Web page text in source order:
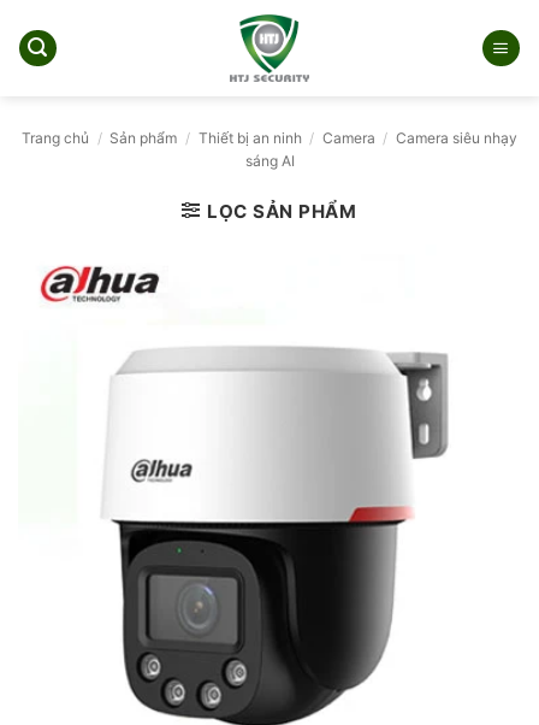
qua
Trang chủ / Sản phẩm / Thiết bị an ninh / Camera / Camera siêu nhạy
sáng AI
LỌC SẢN PHẨM